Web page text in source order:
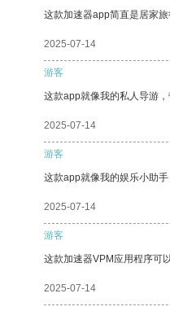
这款加速器app简直是居家
2025-07-14
游客
这款app就像我的私人导游，
2025-07-14
游客
这款app就像我的娱乐小助手
2025-07-14
游客
这款加速器VPM应用程序可
2025-07-14